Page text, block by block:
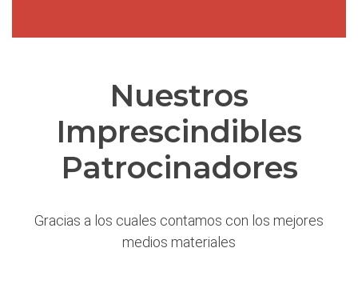
Nuestros
Imprescindibles
Patrocinadores
Gracias a los cuales contamos con los mejores
medios materiales